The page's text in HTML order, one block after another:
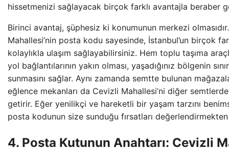
hissetmenizi sağlayacak birçok farklı avantajla beraber
Birinci avantaj, şüphesiz ki konumunun merkezi
Mahallesi’nin posta kodu sayesinde, İstanbul’un birçok
kolaylıkla ulaşım sağlayabilirsiniz. Hem toplu taşıma
yol bağlantılarının yakın olması, yaşadığınız bölgenin
sunmasını sağlar. Aynı zamanda semtte bulunan
eğlence mekanları da Cevizli Mahallesi’ni diğer
getirir. Eğer yenilikçi ve hareketli bir yaşam tarzını
posta kodunun size sunduğu fırsatları
4. Posta Kutunun Anahtarı: Cevizli